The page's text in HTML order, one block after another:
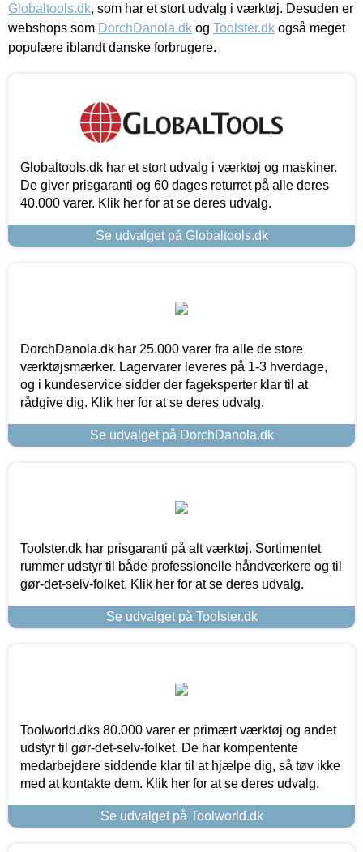
Globaltools.dk, som har et stort udvalg i værktøj. Desuden er
webshops som DorchDanola.dk og Toolster.dk også meget
populære iblandt danske forbrugere.
Globaltools.dk har et stort udvalg i værktøj og maskiner.
De giver prisgaranti og 60 dages returret på alle deres
40.000 varer. Klik her for at se deres udvalg.
Se udvalget på Globaltools.dk
DorchDanola.dk har 25.000 varer fra alle de store
værktøjsmærker. Lagervarer leveres på 1-3 hverdage,
og i kundeservice sidder der fageksperter klar til at
rådgive dig. Klik her for at se deres udvalg.
Se udvalget på DorchDanola.dk
Toolster.dk har prisgaranti på alt værktøj. Sortimentet
rummer udstyr til både professionelle håndværkere og til
gør-det-selv-folket. Klik her for at se deres udvalg.
Se udvalget på Toolster.dk
Toolworld.dks 80.000 varer er primært værktøj og andet
udstyr til gør-det-selv-folket. De har kompentente
medarbejdere siddende klar til at hjælpe dig, så tøv ikke
med at kontakte dem. Klik her for at se deres udvalg.
Se udvalget på Toolworld.dk